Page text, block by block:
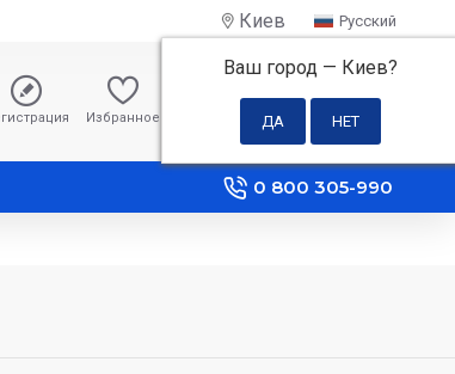
Киев
Ваш город — Киев?
Русский
Избранное
0 грн
0 800 305-990